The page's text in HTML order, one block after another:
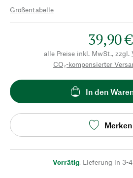
Größentabelle
39,90 €
alle Preise inkl. MwSt., zzgl.
CO₂-kompensierter
In den
Merken
Vorrätig, Lieferung in 3-